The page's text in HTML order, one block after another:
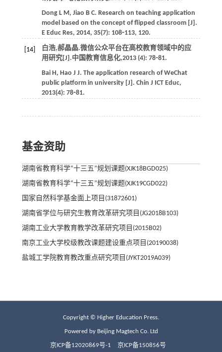
Dong L M, Jiao B C. Research on teaching application
model based on the concept of flipped classroom [J].
E Educ Res, 2014, 35(7): 108⁃113, 120.
[14]
白浩,郝晶晶.微信公众平台在高校教育领域中的应
用研究[J].中国教育信息化,2013(4): 78⁃81.
Bai H, Hao J J. The application research of WeChat
public platform in university [J]. Chin J ICT Educ,
2013(4): 78⁃81.
基金资助
湖南省教育科学“十三五”规划课题(XJK18BGD025)
湖南省教育科学“十三五”规划课题(XJK19CGD022)
国家自然科学基金面上项目(31872601)
湖南省学位与研究生教育改革研究项目(JG2018B103)
湖南工业大学教育教学改革研究项目(2015B02)
南京工业大学校级教改课题建设重点项目(20190038)
盐城工学院教育教改重点研究项目(JYKT2019A039)
Copyright © Higher Education Press.
Powered by Beijing Magtech Co. Ltd
京ICP备12020869号-1 京ICP备150856号